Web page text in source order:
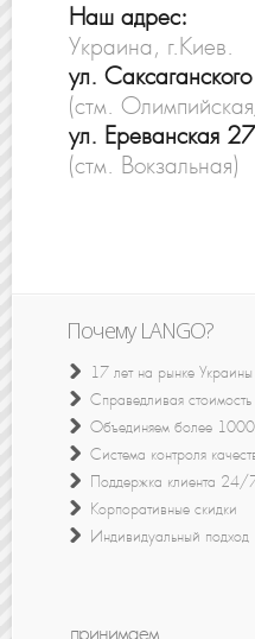
Наш адрес:
Украина, г.Киев.
ул.
(стм.
ул. Ереванская
(стм. Вокзальная)
Почему LANGO?
17 лет на рынке Украины
Справедливая стоимость
Объединяем более 1000
Система контроля
Поддержка клиента 24/
Корпоративные скидки
Индивидуальный подход
принимаем